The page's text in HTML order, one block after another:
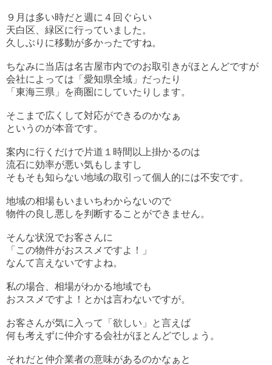
９月は多い時だと週に４回ぐらい
天白区、緑区に行っていました。
久しぶりに移動が多かったですね。
ちなみに当店は名古屋市内でのお取引きがほとんどですが
会社によっては「愛知県全域」だったり
「東海三県」を商圏にしていたりします。
そこまで広くして対応ができるのかなぁ
というのが本音です。
案内に行くだけで片道１時間以上掛かるのは
流石に効率が悪い気もしますし
そもそも知らない地域の取引って個人的には不安です。
地域の相場もいまいちわからないので
物件の良し悪しを判断することができません。
そんな状況でお客さんに
「この物件がおススメですよ！」
なんて言えないですよね。
私の場合、相場がわかる地域でも
おススメですよ！とかは言わないですが。
お客さんが気に入って「欲しい」と言えば
何も考えずに仲介する会社がほとんどでしょう。
それだと仲介業者の意味があるのかなぁと